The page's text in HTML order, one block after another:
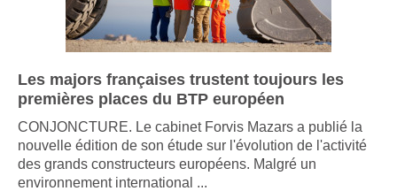
Les majors françaises trustent toujours les
premières places du BTP européen
CONJONCTURE. Le cabinet Forvis Mazars a publié la
nouvelle édition de son étude sur l'évolution de l'activité
des grands constructeurs européens. Malgré un
environnement international ...